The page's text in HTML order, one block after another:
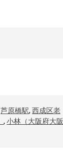
芦原橋駅, 西成区老
, 小林（大阪府大阪